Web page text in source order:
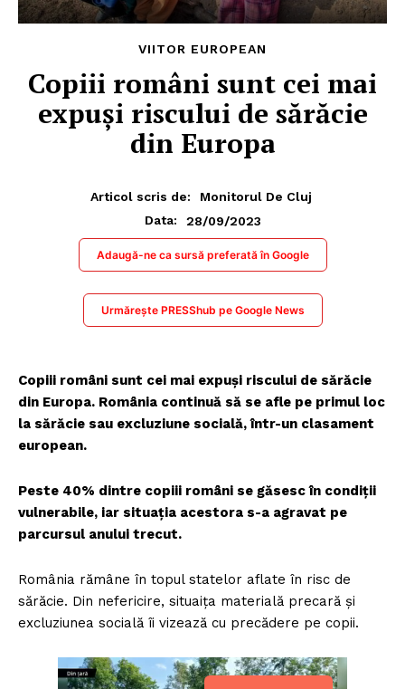
VIITOR EUROPEAN
Copiii români sunt cei mai
expuși riscului de sărăcie
din Europa
Articol scris de:
Monitorul De Cluj
Data:
28/09/2023
Adaugă-ne ca sursă preferată în Google
Urmărește PRESShub pe Google News
Copiii români sunt cei mai expuși riscului de sărăcie
din Europa. România continuă să se afle pe primul loc
la sărăcie sau excluziune socială, într-un clasament
european.
Peste 40% dintre copiii români se găsesc în condiții
vulnerabile, iar situația acestora s-a agravat pe
parcursul anului trecut.
România rămâne în topul statelor aflate în risc de
sărăcie. Din nefericire, situaița materială precară și
excluziunea socială îi vizează cu precădere pe copii.